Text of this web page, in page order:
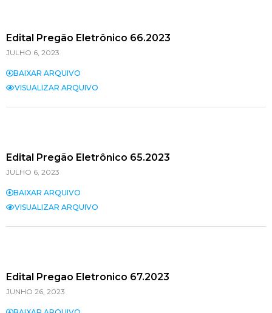
Edital Pregão Eletrônico 66.2023
JULHO 6, 2023
BAIXAR ARQUIVO
VISUALIZAR ARQUIVO
Edital Pregão Eletrônico 65.2023
JULHO 6, 2023
BAIXAR ARQUIVO
VISUALIZAR ARQUIVO
Edital Pregao Eletronico 67.2023
JUNHO 26, 2023